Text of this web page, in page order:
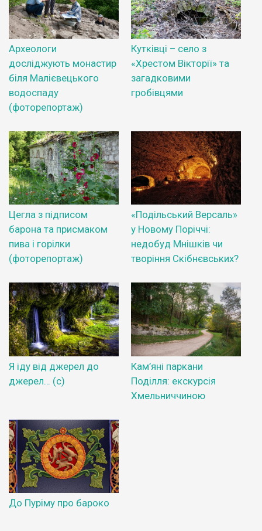
Археологи
досліджують монастир
біля Малієвецького
водоспаду
(фоторепортаж)
Кутківці – село з
«Хрестом Вікторії» та
загадковими
гробівцями
Цегла з підписом
барона та присмаком
пива і горілки
(фоторепортаж)
«Подільський Версаль»
у Новому Поріччі:
недобуд Мнішків чи
творіння Скібнєвських?
Я іду від джерел до
джерел… (с)
Кам’яні паркани
Поділля: екскурсія
Хмельниччиною
До Пуріму про бароко